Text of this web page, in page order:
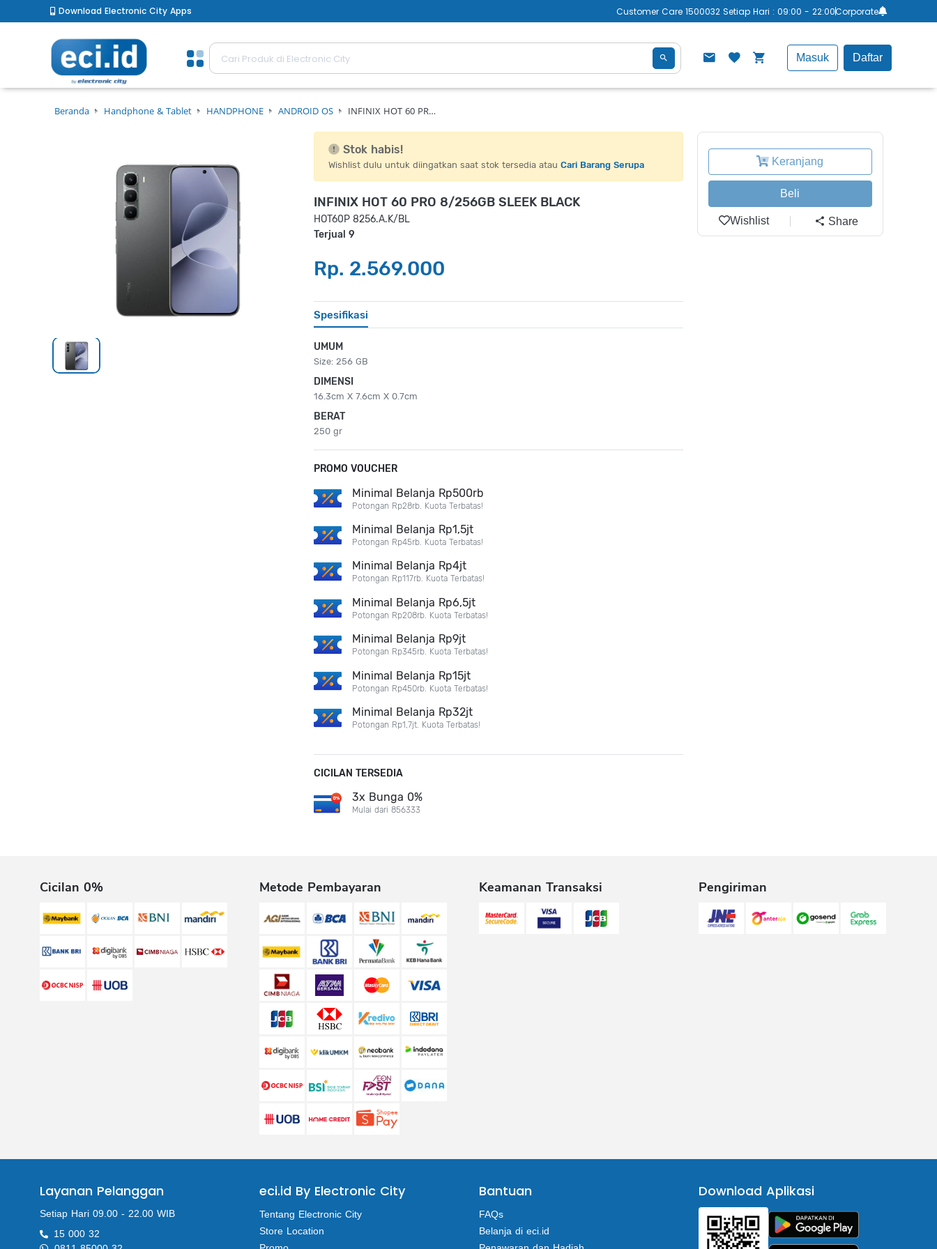
Download Electronic City Apps Customer Care 1500032 Setiap Hari : 09:00 - 22:00Corporate
Masuk Daftar
Beranda Handphone & Tablet HANDPHONE ANDROID OS INFINIX HOT 60 PR…
Stok habis!
Wishlist dulu untuk diingatkan saat stok tersedia atauCari Barang Serupa
INFINIX HOT 60 PRO 8/256GB SLEEK BLACK
HOT60P 8256.A.K/BL
Terjual 9
Rp. 2.569.000
Spesifikasi
UMUM
Size: 256 GB
DIMENSI
16.3cm X 7.6cm X 0.7cm
BERAT
250 gr
PROMO VOUCHER
Minimal Belanja Rp500rb
Potongan Rp28rb. Kuota Terbatas!
Minimal Belanja Rp1,5jt
Potongan Rp45rb. Kuota Terbatas!
Minimal Belanja Rp4jt
Potongan Rp117rb. Kuota Terbatas!
Minimal Belanja Rp6,5jt
Potongan Rp208rb. Kuota Terbatas!
Minimal Belanja Rp9jt
Potongan Rp345rb. Kuota Terbatas!
Minimal Belanja Rp15jt
Potongan Rp450rb. Kuota Terbatas!
Minimal Belanja Rp32jt
Potongan Rp1,7jt. Kuota Terbatas!
CICILAN TERSEDIA
3x Bunga 0%
Mulai dari 856333
Keranjang
Beli
Wishlist Share
Cicilan 0% Metode Pembayaran Keamanan Transaksi Pengiriman
Layanan Pelanggan
Setiap Hari 09.00 - 22.00 WIB
15 000 32
eci.id By Electronic City
Tentang Electronic City
Store Location
Bantuan
FAQs
Belanja di eci.id
Download Aplikasi